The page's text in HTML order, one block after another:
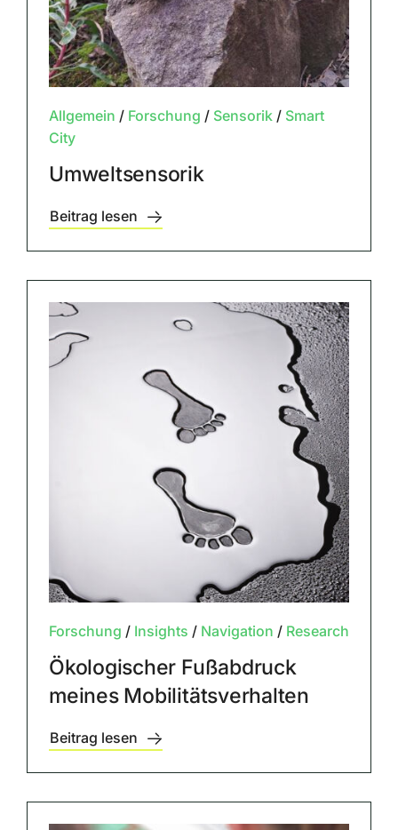
Allgemein / Forschung / Sensorik/ Smart
City
Umweltsensorik
Beitrag lesen
Forschung / Insights / Navigation / Research
Ökologischer Fußabdruck
meines Mobilitätsverhalten
Beitrag lesen